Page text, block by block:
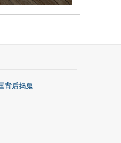
背后捣鬼